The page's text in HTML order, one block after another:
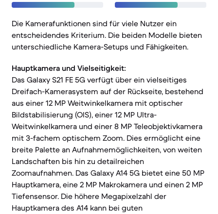
Die Kamerafunktionen sind für viele Nutzer ein
entscheidendes Kriterium. Die beiden Modelle bieten
unterschiedliche Kamera-Setups und Fähigkeiten.
Hauptkamera und Vielseitigkeit:
Das Galaxy S21 FE 5G verfügt über ein vielseitiges
Dreifach-Kamerasystem auf der Rückseite, bestehend
aus einer 12 MP Weitwinkelkamera mit optischer
Bildstabilisierung (OIS), einer 12 MP Ultra-
Weitwinkelkamera und einer 8 MP Teleobjektivkamera
mit 3-fachem optischem Zoom. Dies ermöglicht eine
breite Palette an Aufnahmemöglichkeiten, von weiten
Landschaften bis hin zu detailreichen
Zoomaufnahmen. Das Galaxy A14 5G bietet eine 50 MP
Hauptkamera, eine 2 MP Makrokamera und einen 2 MP
Tiefensensor. Die höhere Megapixelzahl der
Hauptkamera des A14 kann bei guten